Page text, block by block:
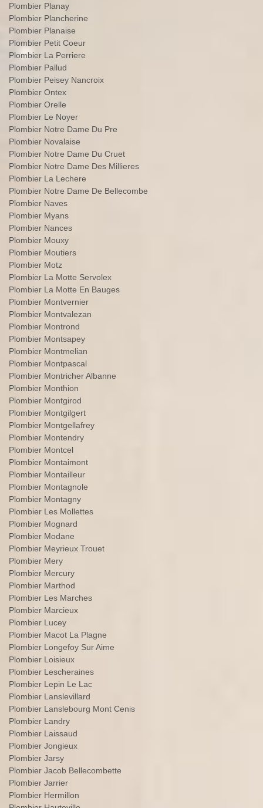
Plombier Planay
Plombier Plancherine
Plombier Planaise
Plombier Petit Coeur
Plombier La Perriere
Plombier Pallud
Plombier Peisey Nancroix
Plombier Ontex
Plombier Orelle
Plombier Le Noyer
Plombier Notre Dame Du Pre
Plombier Novalaise
Plombier Notre Dame Du Cruet
Plombier Notre Dame Des Millieres
Plombier La Lechere
Plombier Notre Dame De Bellecombe
Plombier Naves
Plombier Myans
Plombier Nances
Plombier Mouxy
Plombier Moutiers
Plombier Motz
Plombier La Motte Servolex
Plombier La Motte En Bauges
Plombier Montvernier
Plombier Montvalezan
Plombier Montrond
Plombier Montsapey
Plombier Montmelian
Plombier Montpascal
Plombier Montricher Albanne
Plombier Monthion
Plombier Montgirod
Plombier Montgilgert
Plombier Montgellafrey
Plombier Montendry
Plombier Montcel
Plombier Montaimont
Plombier Montailleur
Plombier Montagnole
Plombier Montagny
Plombier Les Mollettes
Plombier Mognard
Plombier Modane
Plombier Meyrieux Trouet
Plombier Mery
Plombier Mercury
Plombier Marthod
Plombier Les Marches
Plombier Marcieux
Plombier Lucey
Plombier Macot La Plagne
Plombier Longefoy Sur Aime
Plombier Loisieux
Plombier Lescheraines
Plombier Lepin Le Lac
Plombier Lanslevillard
Plombier Lanslebourg Mont Cenis
Plombier Landry
Plombier Laissaud
Plombier Jongieux
Plombier Jarsy
Plombier Jacob Bellecombette
Plombier Jarrier
Plombier Hermillon